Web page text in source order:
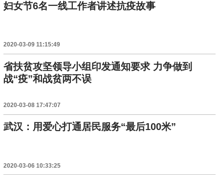
妇女节6名一线工作者讲述抗疫故事
2020-03-09 11:15:49
省扶贫攻坚领导小组印发通知要求 力争做到
战“疫”和战贫两不误
2020-03-08 17:47:07
武汉：用爱心打通居民服务“最后100米”
2020-03-06 10:33:25